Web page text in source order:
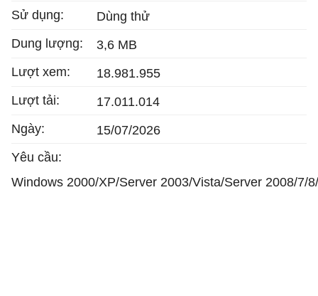
Sử dụng:
Dùng thử
Dung lượng:
3,6 MB
Lượt xem:
18.981.955
Lượt tải:
17.011.014
Ngày:
15/07/2026
Yêu cầu:
Windows 2000/XP/Server 2003/Vista/Server 2008/7/